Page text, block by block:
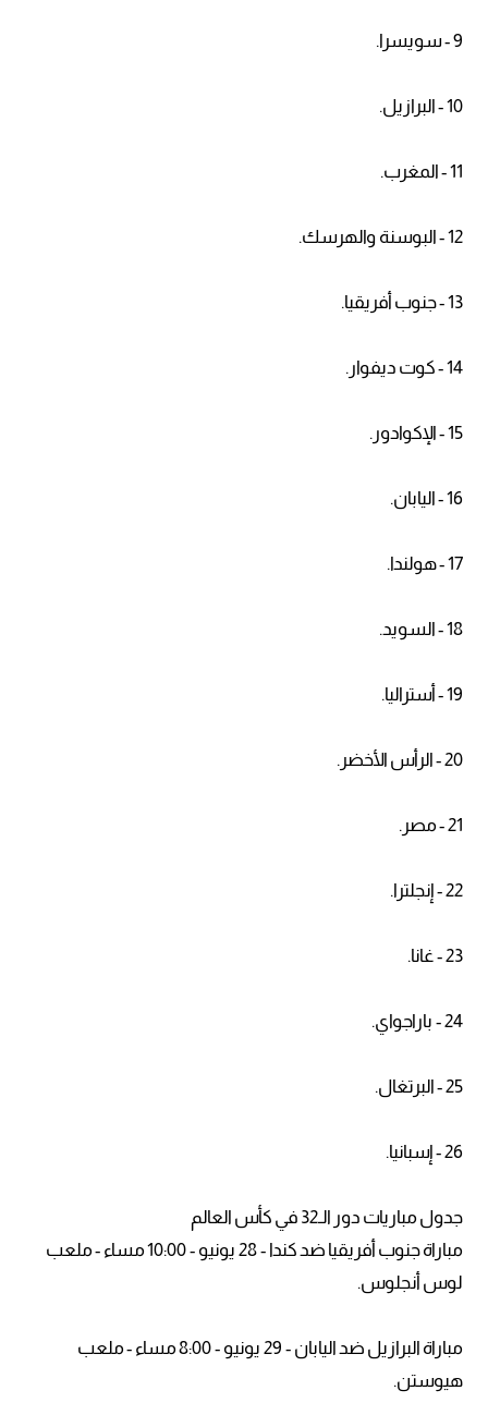
9 - سويسرا.
10 - البرازيل.
11 - المغرب.
12 - البوسنة والهرسك.
13 - جنوب أفريقيا.
14 - كوت ديفوار.
15 - الإكوادور.
16 - اليابان.
17 - هولندا.
18 - السويد.
19 - أستراليا.
20 - الرأس الأخضر.
21 - مصر.
22 - إنجلترا.
23 - غانا.
24 - باراجواي.
25 - البرتغال.
26 - إسبانيا.
جدول مباريات دور الـ32 في كأس العالم
مباراة جنوب أفريقيا ضد كندا - 28 يونيو - 10:00 مساء - ملعب
لوس أنجلوس.
مباراة البرازيل ضد اليابان - 29 يونيو - 8:00 مساء - ملعب
هيوستن.